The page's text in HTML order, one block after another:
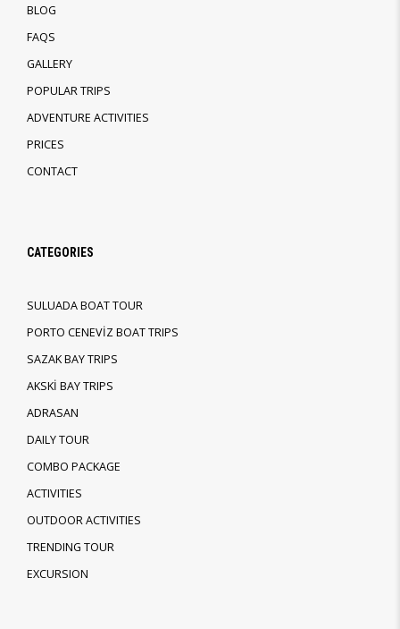
BLOG
FAQS
GALLERY
POPULAR TRIPS
ADVENTURE ACTIVITIES
PRICES
CONTACT
CATEGORIES
SULUADA BOAT TOUR
PORTO CENEVİZ BOAT TRIPS
SAZAK BAY TRIPS
AKSKİ BAY TRIPS
ADRASAN
DAILY TOUR
COMBO PACKAGE
ACTIVITIES
OUTDOOR ACTIVITIES
TRENDING TOUR
EXCURSION